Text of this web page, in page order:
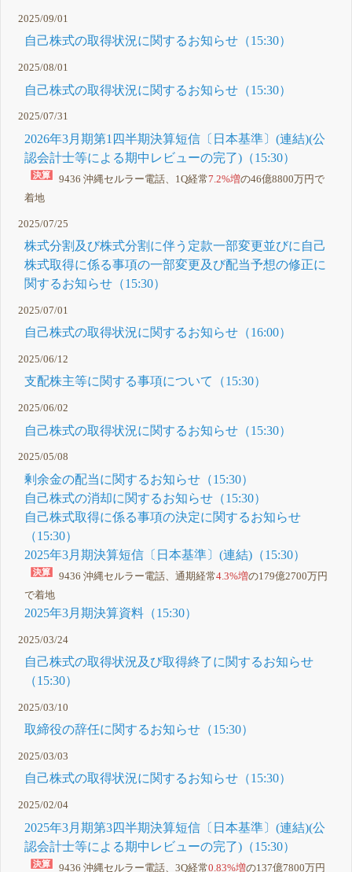
2025/09/01
自己株式の取得状況に関するお知らせ（15:30）
2025/08/01
自己株式の取得状況に関するお知らせ（15:30）
2025/07/31
2026年3月期第1四半期決算短信〔日本基準〕(連結)(公
認会計士等による期中レビューの完了)（15:30）
9436 沖縄セルラー電話、1Q経常7.2%増の46億8800万円で
着地
2025/07/25
株式分割及び株式分割に伴う定款一部変更並びに自己
株式取得に係る事項の一部変更及び配当予想の修正に
関するお知らせ（15:30）
2025/07/01
自己株式の取得状況に関するお知らせ（16:00）
2025/06/12
支配株主等に関する事項について（15:30）
2025/06/02
自己株式の取得状況に関するお知らせ（15:30）
2025/05/08
剰余金の配当に関するお知らせ（15:30）
自己株式の消却に関するお知らせ（15:30）
自己株式取得に係る事項の決定に関するお知らせ
（15:30）
2025年3月期決算短信〔日本基準〕(連結)（15:30）
9436 沖縄セルラー電話、通期経常4.3%増の179億2700万円
で着地
2025年3月期決算資料（15:30）
2025/03/24
自己株式の取得状況及び取得終了に関するお知らせ
（15:30）
2025/03/10
取締役の辞任に関するお知らせ（15:30）
2025/03/03
自己株式の取得状況に関するお知らせ（15:30）
2025/02/04
2025年3月期第3四半期決算短信〔日本基準〕(連結)(公
認会計士等による期中レビューの完了)（15:30）
9436 沖縄セルラー電話、3Q経常0.83%増の137億7800万円